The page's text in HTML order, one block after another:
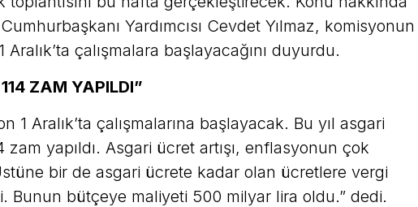
Yardımcısı Cevdet Yılmaz, komisyonun
çalışmalara başlayacağını duyurdu.
ZAM YAPILDI”
1 Aralık’ta çalışmalarına başlayacak. Bu yıl asgari
zam yapıldı. Asgari ücret artışı, enflasyonun çok
bir de asgari ücrete kadar olan ücretlere vergi
Bunun bütçeye maliyeti 500 milyar lira oldu.” dedi.